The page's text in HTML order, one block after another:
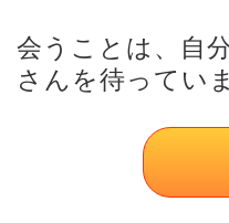
会うことは、自
さんを待ってい